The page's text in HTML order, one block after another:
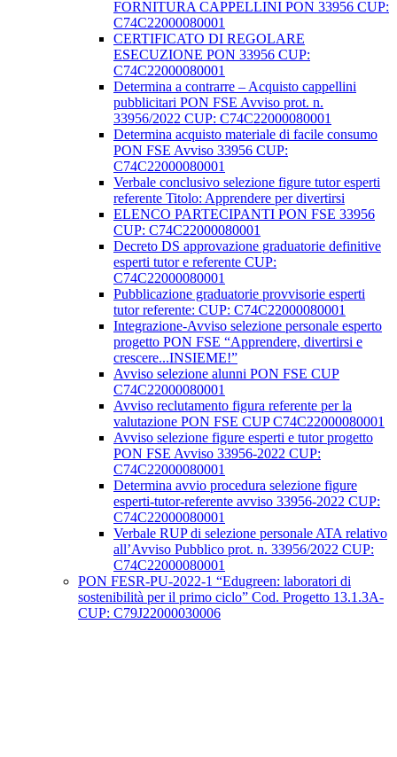
FORNITURA CAPPELLINI PON 33956 CUP:
C74C22000080001
CERTIFICATO DI REGOLARE
ESECUZIONE PON 33956 CUP:
C74C22000080001
Determina a contrarre – Acquisto cappellini
pubblicitari PON FSE Avviso prot. n.
33956/2022 CUP: C74C22000080001
Determina acquisto materiale di facile consumo
PON FSE Avviso 33956 CUP:
C74C22000080001
Verbale conclusivo selezione figure tutor esperti
referente Titolo: Apprendere per divertirsi
ELENCO PARTECIPANTI PON FSE 33956
CUP: C74C22000080001
Decreto DS approvazione graduatorie definitive
esperti tutor e referente CUP:
C74C22000080001
Pubblicazione graduatorie provvisorie esperti
tutor referente: CUP: C74C22000080001
Integrazione-Avviso selezione personale esperto
progetto PON FSE “Apprendere, divertirsi e
crescere...INSIEME!”
Avviso selezione alunni PON FSE CUP
C74C22000080001
Avviso reclutamento figura referente per la
valutazione PON FSE CUP C74C22000080001
Avviso selezione figure esperti e tutor progetto
PON FSE Avviso 33956-2022 CUP:
C74C22000080001
Determina avvio procedura selezione figure
esperti-tutor-referente avviso 33956-2022 CUP:
C74C22000080001
Verbale RUP di selezione personale ATA relativo
all’Avviso Pubblico prot. n. 33956/2022 CUP:
C74C22000080001
PON FESR-PU-2022-1 “Edugreen: laboratori di
sostenibilità per il primo ciclo” Cod. Progetto 13.1.3A-
CUP: C79J22000030006